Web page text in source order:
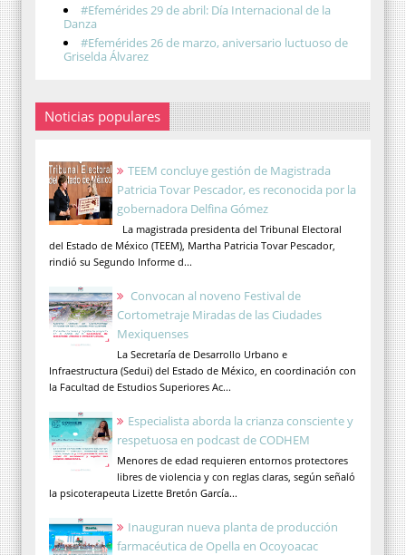
#Efemérides 29 de abril: Día Internacional de la
Danza
#Efemérides 26 de marzo, aniversario luctuoso de
Griselda Álvarez
Noticias populares
TEEM concluye gestión de Magistrada
Patricia Tovar Pescador, es reconocida por la
gobernadora Delfina Gómez
La magistrada presidenta del Tribunal Electoral
del Estado de México (TEEM), Martha Patricia Tovar Pescador,
rindió su Segundo Informe d...
Convocan al noveno Festival de
Cortometraje Miradas de las Ciudades
Mexiquenses
La Secretaría de Desarrollo Urbano e
Infraestructura (Sedui) del Estado de México, en coordinación con
la Facultad de Estudios Superiores Ac...
Especialista aborda la crianza consciente y
respetuosa en podcast de CODHEM
Menores de edad requieren entornos protectores
libres de violencia y con reglas claras, según señaló
la psicoterapeuta Lizette Bretón García...
Inauguran nueva planta de producción
farmacéutica de Opella en Ocoyoacac